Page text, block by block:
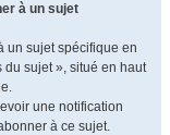
à un sujet
un sujet spécifique en
sujet », situé en haut
une notification
à ce sujet.